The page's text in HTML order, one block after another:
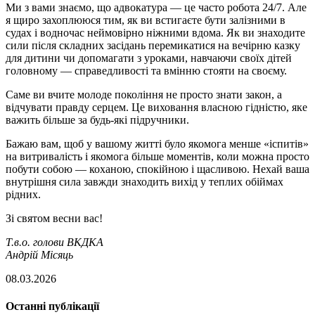
Ми з вами знаємо, що адвокатура — це часто робота 24/7. Але
я щиро захоплююся тим, як ви встигаєте бути залізними в
судах і водночас неймовірно ніжними вдома. Як ви знаходите
сили після складних засідань перемикатися на вечірню казку
для дитини чи допомагати з уроками, навчаючи своїх дітей
головному — справедливості та вмінню стояти на своєму.
Саме ви вчите молоде покоління не просто знати закон, а
відчувати правду серцем. Це виховання власною гідністю, яке
важить більше за будь-які підручники.
Бажаю вам, щоб у вашому житті було якомога менше «іспитів»
на витривалість і якомога більше моментів, коли можна просто
побути собою — коханою, спокійною і щасливою. Нехай ваша
внутрішня сила завжди знаходить вихід у теплих обіймах
рідних.
Зі святом весни вас!
Т.в.о. голови ВКДКА
Андрій Місяць
08.03.2026
Останні публікації